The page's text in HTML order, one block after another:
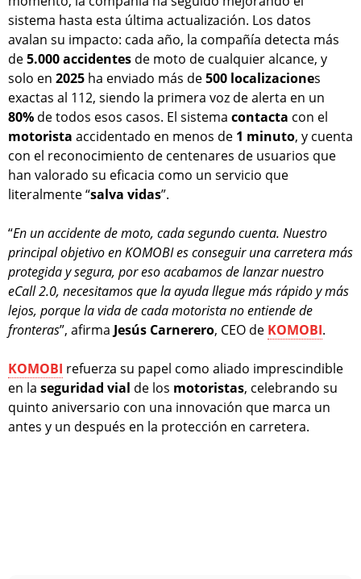
sistema hasta esta última actualización. Los datos
avalan su impacto: cada año, la compañía detecta más
de5.000 accidentes de moto de cualquier alcance, y
solo en 2025 ha enviado más de500 localizaciones
exactas al 112, siendo la primera voz de alerta en un
80% de todos esos casos. El sistema contacta con el
motorista accidentado en menos de 1 minuto, y cuenta
con el reconocimiento de centenares de usuarios que
han valorado su eficacia como un servicio que
literalmente “salva vidas”.
“En un accidente de moto, cada segundo cuenta. Nuestro
principal objetivo en KOMOBI es conseguir una carretera más
protegida y segura, por eso acabamos de lanzar nuestro
eCall 2.0, necesitamos que la ayuda llegue más rápido y más
lejos, porque la vida de cada motorista no entiende de
fronteras”, afirma Jesús Carnerero, CEO de KOMOBI.
KOMOBI refuerza su papel como aliado imprescindible
en la seguridad vial de los motoristas, celebrando su
quinto aniversario con una innovación que marca un
antes y un después en la protección en carretera.